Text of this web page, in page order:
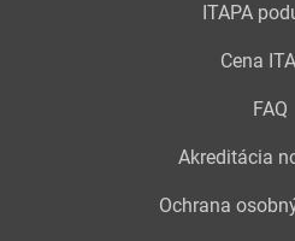
ITAPA
Cena
FAQ
Akreditácia
Ochrana